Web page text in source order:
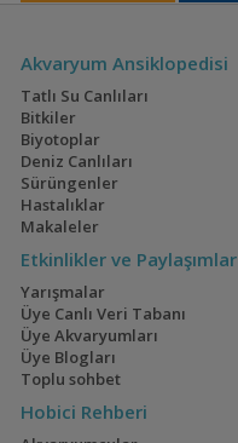
Akvaryum Ansiklopedisi
Tatlı Su Canlıları
Bitkiler
Biyotoplar
Deniz Canlıları
Sürüngenler
Hastalıklar
Makaleler
Etkinlikler ve Paylaşımlar
Yarışmalar
Üye Canlı Veri Tabanı
Üye Akvaryumları
Üye Blogları
Toplu sohbet
Hobici Rehberi